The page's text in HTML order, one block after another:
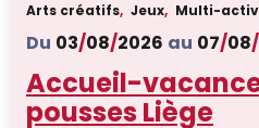
Arts créatifs, Jeux, Multi-
Du 03/08/2026 au 07/08/
Accueil-
pousses Liège